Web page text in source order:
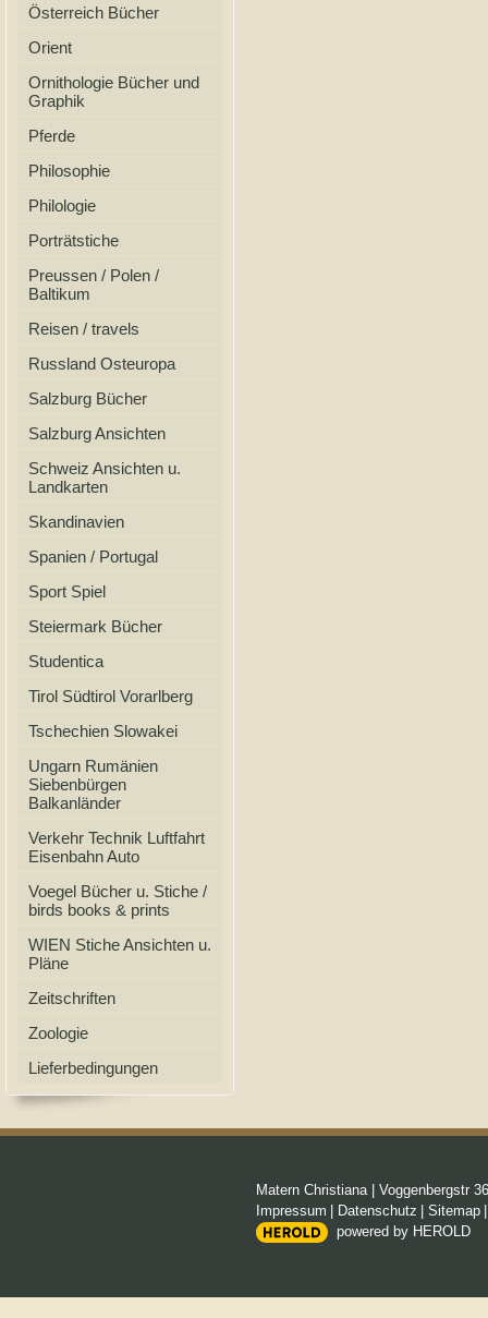
Österreich Bücher
Orient
Ornithologie Bücher und
Graphik
Pferde
Philosophie
Philologie
Porträtstiche
Preussen / Polen /
Baltikum
Reisen / travels
Russland Osteuropa
Salzburg Bücher
Salzburg Ansichten
Schweiz Ansichten u.
Landkarten
Skandinavien
Spanien / Portugal
Sport Spiel
Steiermark Bücher
Studentica
Tirol Südtirol Vorarlberg
Tschechien Slowakei
Ungarn Rumänien
Siebenbürgen
Balkanländer
Verkehr Technik Luftfahrt
Eisenbahn Auto
Voegel Bücher u. Stiche /
birds books & prints
WIEN Stiche Ansichten u.
Pläne
Zeitschriften
Zoologie
Lieferbedingungen
Matern Christiana| Voggenbergstr 36
Impressum
Datenschutz Sitemap
powered by HEROLD